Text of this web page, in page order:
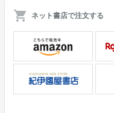
ネット書店で注文する